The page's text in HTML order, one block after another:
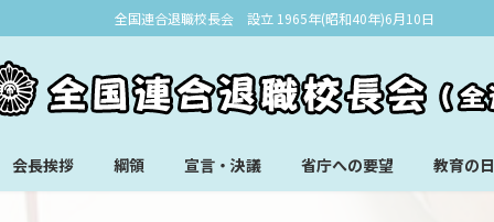
全国連合退職校長会 設立 1965年(昭和40年)6月10日
会長挨拶 綱領 宣言・決議 省庁への要望 教育の日